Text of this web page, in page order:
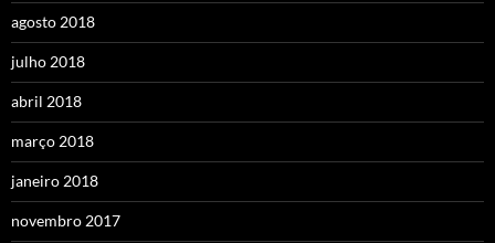
agosto 2018
julho 2018
abril 2018
março 2018
janeiro 2018
novembro 2017